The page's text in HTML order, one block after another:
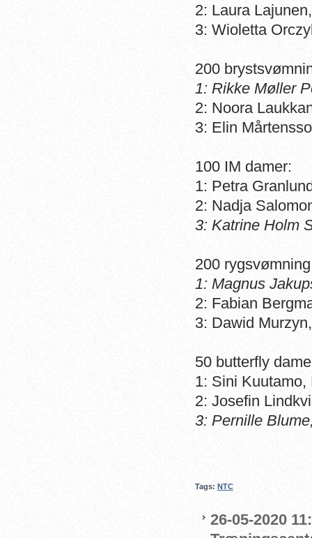
2: Laura
3: Wioletta
200
1: Rikke Møller
2: Noora
3: Elin
100 IM damer:
1: Petra
2: Nadja
3: Katrine Holm
200
1: Magnus
2: Fabian
3: Dawid
50 butterfly
1: Sini Kuutamo,
2: Josefin
3: Pernille
Tags: NTC
26-05-2020